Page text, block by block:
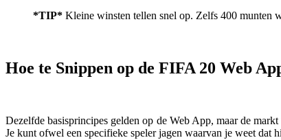
*TIP* Kleine winsten tellen snel op. Zelfs 400 munten
Hoe te Snippen op de FIFA 20 Web
Dezelfde basisprincipes gelden op de Web App, maar de
Je kunt ofwel een specifieke speler jagen waarvan je weet dat